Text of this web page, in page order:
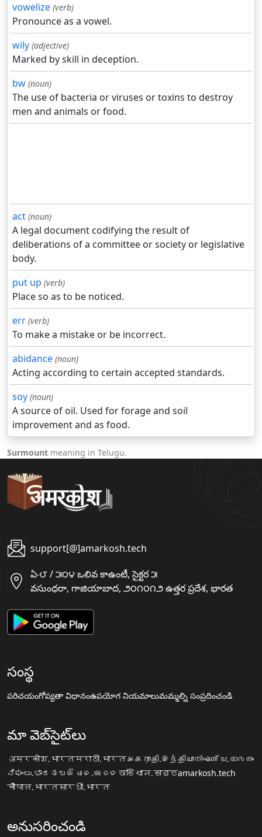
vowelize (verb)
Pronounce as a vowel.
wily (adjective)
Marked by skill in deception.
bw (noun)
The use of bacteria or viruses or toxins to destroy
men and animals or food.
act (noun)
A legal document codifying the result of
deliberations of a committee or society or legislative
body.
put up (verb)
Place so as to be noticed.
err (verb)
To make a mistake or be incorrect.
abidance (noun)
Acting according to certain accepted standards.
soy (noun)
A source of oil. Used for forage and soil
improvement and as food.
Surmount meaning in Telugu.
support[@]amarkosh.tech
ఏ-౮ / ౫౦౪ ఒలివ కాఉంటీ, సైక్టర ౫
వసుంధరా, గాజియాబాద, ౨౦౧౦౧౨ ఉత్తర ప్రదేశ, భారత
సంస్థ
పరిచయంగోప్యతా విధానంఉపయోగ నియమాలుమమ్మల్ని సంప్రదించండి
మా వెబ్‌సైట్‌లు
अमरकोश.भारतमराठी.भारतஅகராதி.இந்தியாനിഘണ്ടു.ഭാരതം
ನಿಘಂಟು.ಭಾರತ ଅଭିଧାନ.ଭାରତ অভিধান.ভারতamarkosh.tech
चौपाल.भारतसारथी.भारत
అనుసరించండి